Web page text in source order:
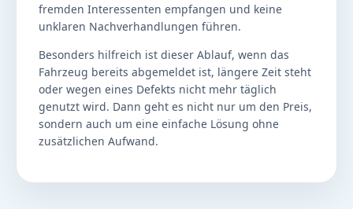
fremden Interessenten empfangen und keine
unklaren Nachverhandlungen führen.
Besonders hilfreich ist dieser Ablauf, wenn das
Fahrzeug bereits abgemeldet ist, längere Zeit steht
oder wegen eines Defekts nicht mehr täglich
genutzt wird. Dann geht es nicht nur um den Preis,
sondern auch um eine einfache Lösung ohne
zusätzlichen Aufwand.